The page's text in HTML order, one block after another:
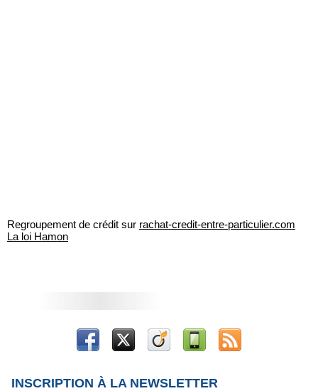
Regroupement de crédit sur rachat-credit-entre-particulier.com
La loi Hamon
INSCRIPTION À LA NEWSLETTER